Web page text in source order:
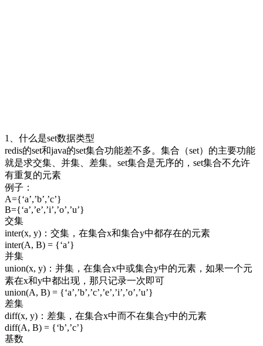
1、什么是set数据类型
redis的set和java的set集合功能差不多。集合（set）的主要功能
就是求交集、并集、差集。set集合是无序的，set集合不允许
有重复的元素
例子：
A={‘a’,’b’,’c’}
B={‘a’,’e’,’i’,’o’,’u’}
交集
inter(x, y)：交集，在集合x和集合y中都存在的元素
inter(A, B) = {‘a’}
并集
union(x, y)：并集，在集合x中或集合y中的元素，如果一个元
素在x和y中都出现，那只记录一次即可
union(A, B) = {‘a’,’b’,’c’,’e’,’i’,’o’,’u’}
差集
diff(x, y)：差集，在集合x中而不在集合y中的元素
diff(A, B) = {‘b’,’c’}
基数